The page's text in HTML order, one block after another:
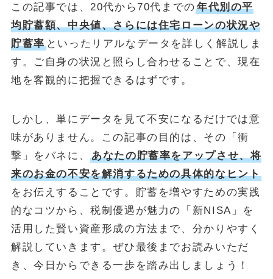
この記事では、20代から70代までの 年代別の平
均貯蓄額、中央値、さらには住宅ローンの状況や
貯蓄率といったリアルなデータを詳しく解説しま
す。ご自身の状況と照らし合わせることで、現在
地を客観的に把握できるはずです。
しかし、単にデータを見て不安になるだけでは意
味がありません。この記事の目的は、その「衝
撃」をバネに、あなたの貯蓄率をアップさせ、将
来のお金の不安を解消するための具体的なヒント
をお伝えすることです。貯蓄を増やすための実践
的なコツから、税制優遇が魅力の「新NISA」を
活用した賢い資産形成の方法まで、分かりやすく
解説していきます。ぜひ最後までお読みいただ
き、今日からできる一歩を踏み出しましょう！